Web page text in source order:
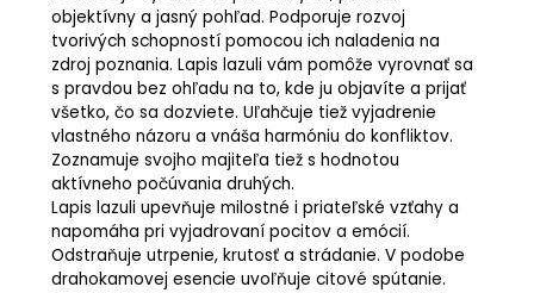
objektívny a jasný pohľad. Podporuje rozvoj
tvorivých schopností pomocou ich naladenia na
zdroj poznania. Lapis lazuli vám pomôže vyrovnať sa
s pravdou bez ohľadu na to, kde ju objavíte a prijať
všetko, čo sa dozviete. Uľahčuje tiež vyjadrenie
vlastného názoru a vnáša harmóniu do konfliktov.
Zoznamuje svojho majiteľa tiež s hodnotou
aktívneho počúvania druhých.
Lapis lazuli upevňuje milostné i priateľské vzťahy a
napomáha pri vyjadrovaní pocitov a emócií.
Odstraňuje utrpenie, krutosť a strádanie. V podobe
drahokamovej esencie uvoľňuje citové spútanie.